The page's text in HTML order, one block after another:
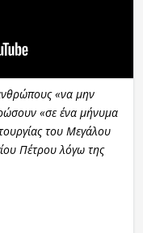
«να μην
«σε ένα μήνυμα
του Μεγάλου
Πέτρου λόγω της